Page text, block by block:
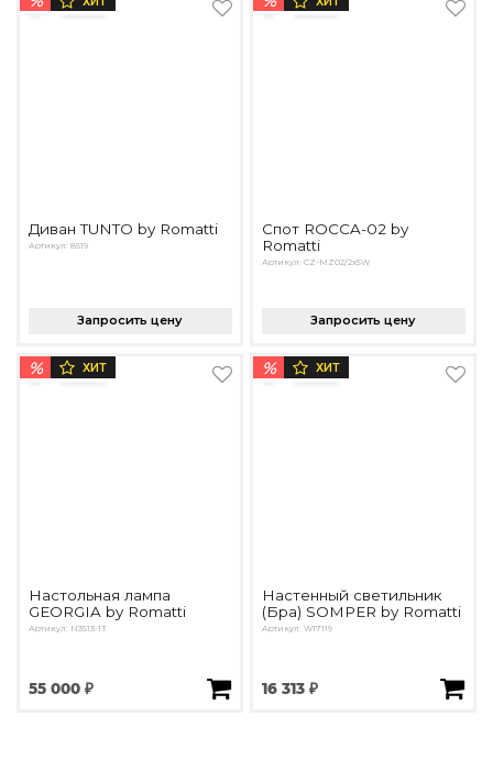
Диван TUNTO by Romatti
Артикул: 8519
Запросить цену
Спот ROCCA-02 by
Romatti
Артикул: CZ-MZ02/2x5W
Запросить цену
% ХИТ
Настольная лампа
GEORGIA by Romatti
Артикул: N3513-1T
55 000 ₽
% ХИТ
Настенный светильник
(Бра) SOMPER by Romatti
Артикул: W17119
16 313 ₽